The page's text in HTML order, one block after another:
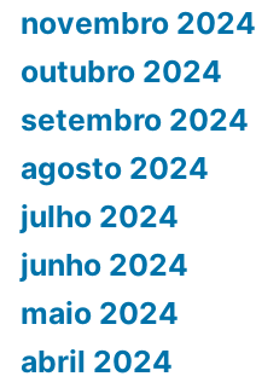
novembro 2024
outubro 2024
setembro 2024
agosto 2024
julho 2024
junho 2024
maio 2024
abril 2024